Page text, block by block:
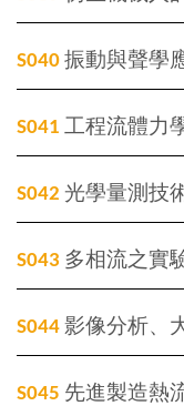
S040 振動與聲學
S041 工程流體力
S042 光學量測技
S043 多相流之實
S044 影像分析、
S045 先進製造熱